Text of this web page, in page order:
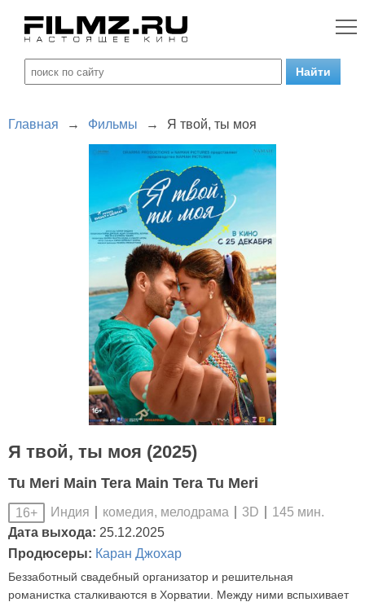
Главная → Фильмы → Я твой, ты моя
Я твой, ты моя (2025)
Tu Meri Main Tera Main Tera Tu Meri
16+ Индия комедия, мелодрама 3D
145 мин.
Дата выхода: 25.12.2025
Продюсеры: Каран Джохар
Беззаботный свадебный организатор и решительная
романистка сталкиваются в Хорватии. Между ними вспыхивает